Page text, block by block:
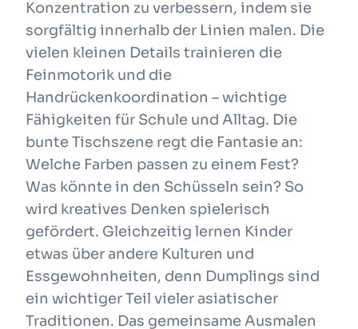
Konzentration zu verbessern, indem sie
sorgfältig innerhalb der Linien malen. Die
vielen kleinen Details trainieren die
Feinmotorik und die
Handrückenkoordination – wichtige
Fähigkeiten für Schule und Alltag. Die
bunte Tischszene regt die Fantasie an:
Welche Farben passen zu einem Fest?
Was könnte in den Schüsseln sein? So
wird kreatives Denken spielerisch
gefördert. Gleichzeitig lernen Kinder
etwas über andere Kulturen und
Essgewohnheiten, denn Dumplings sind
ein wichtiger Teil vieler asiatischer
Traditionen. Das gemeinsame Ausmalen